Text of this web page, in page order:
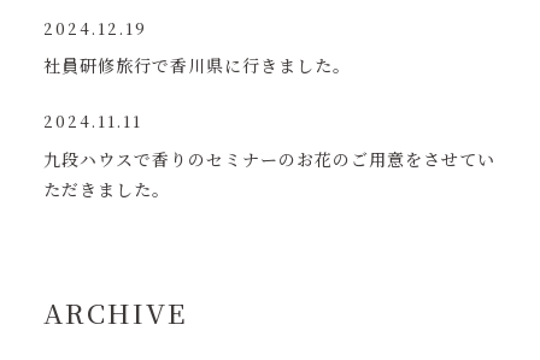
2024.12.19
社員研修旅行で香川県に行きました。
2024.11.11
九段ハウスで香りのセミナーのお花のご用意をさせてい
ただきました。
ARCHIVE